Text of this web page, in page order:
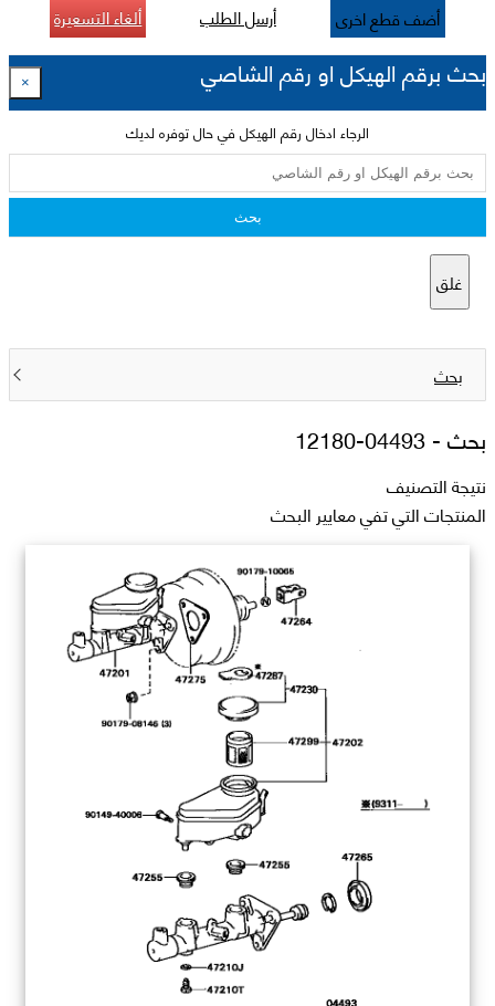
أضف قطع اخرى أرسل الطلب ألغاء التسعيرة
بحث برقم الهيكل او رقم الشاصي ×
الرجاء ادخال رقم الهيكل في حال توفره لديك
بحث
غلق
بحث
بحث -04493-12180
نتيجة التصنيف
المنتجات التي تفي معايير البحث